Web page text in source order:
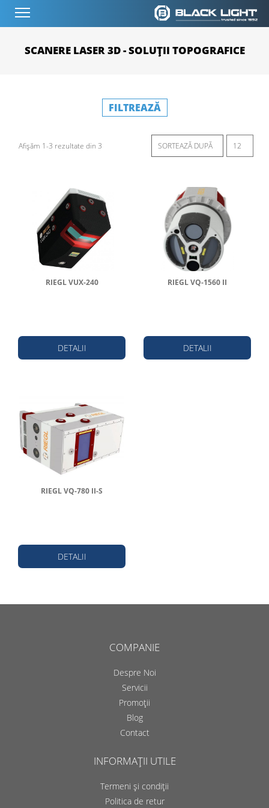
SCANERE LASER 3D - SOLUȚII TOPOGRAFICE
FILTREAZĂ
Afișăm 1-3 rezultate din 3
RIEGL VUX-240
DETALII
RIEGL VQ-1560 II
DETALII
RIEGL VQ-780 II-S
DETALII
COMPANIE
Despre Noi
Servicii
Promoții
Blog
Contact
INFORMAȚII UTILE
Termeni și condiții
Politica de retur